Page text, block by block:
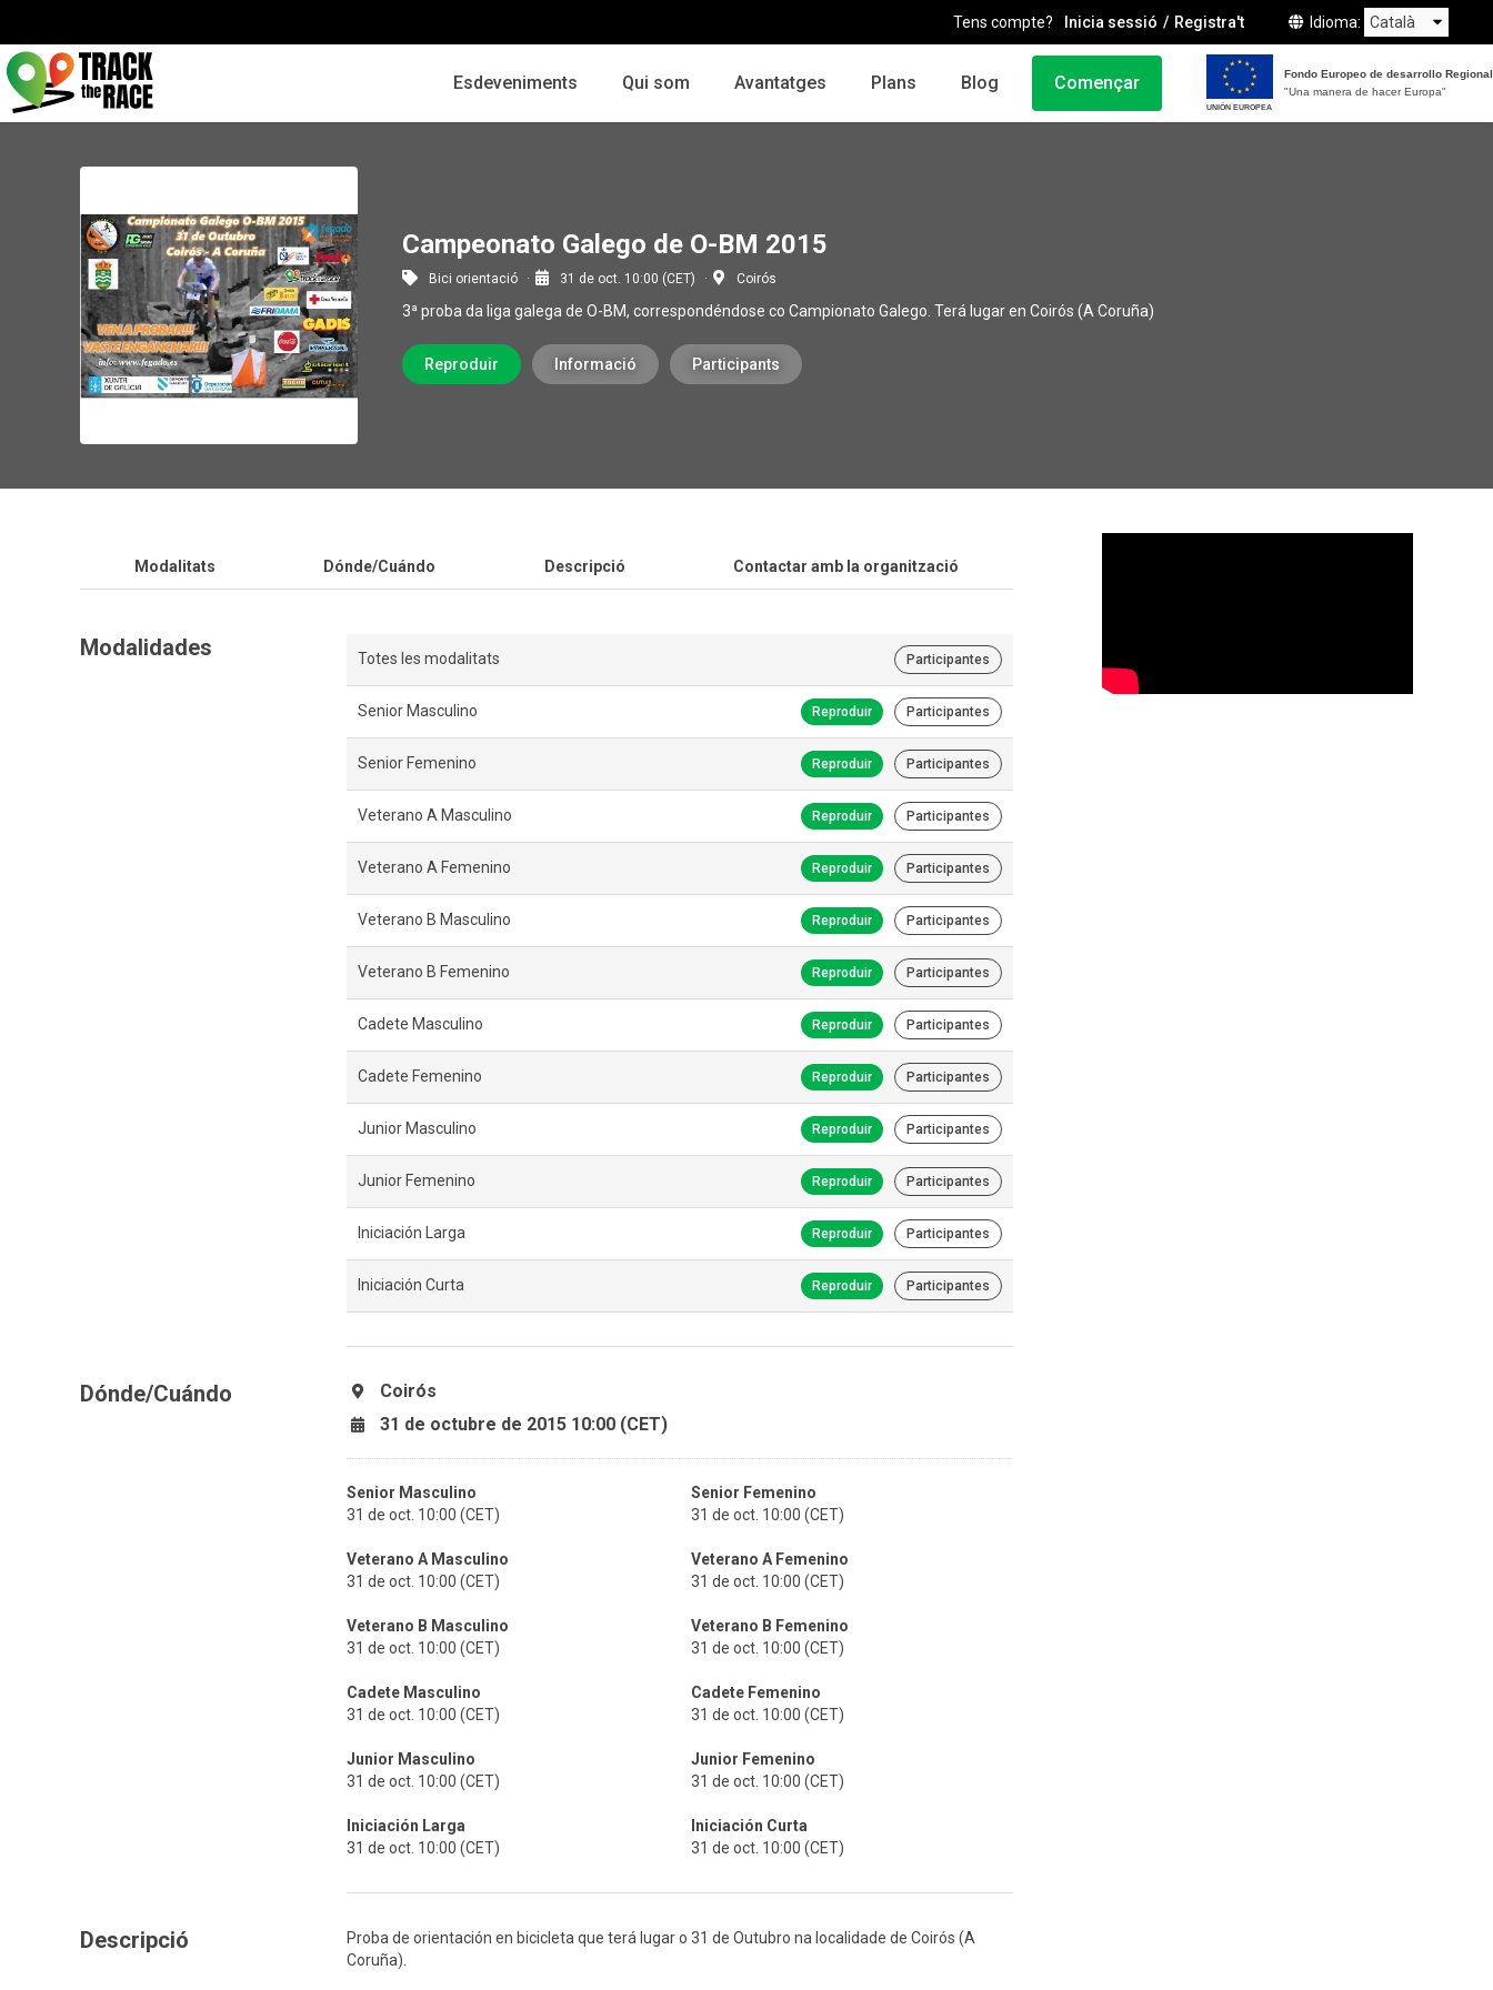
Tens compte? Inicia sessió Registra't Idioma
Esdeveniments Qui som Avantatges Plans Blog Començar
UNIÓN EUROPEA
Fondo Europeo de desarrollo Regional
"Una manera de hacer Europa"
Campeonato Galego de O-BM 2015
Bici orientació 31 de oct. 10:00 (CET) Coirós
3ª proba da liga galega de O-BM, correspondéndose co Campionato Galego. Terá lugar en Coirós (A Coruña)
Reproduir Informació Participants
Modalitats Dónde/Cuándo Descripció Contactar amb la organització
Modalidades Totes les modalitats Participantes
Senior Masculino Reproduir Participantes
Senior Femenino Reproduir Participantes
Veterano A Masculino Reproduir Participantes
Veterano A Femenino Reproduir Participantes
Veterano B Masculino Reproduir Participantes
Veterano B Femenino Reproduir Participantes
Cadete Masculino Reproduir Participantes
Cadete Femenino Reproduir Participantes
Junior Masculino Reproduir Participantes
Junior Femenino Reproduir Participantes
Iniciación Larga Reproduir Participantes
Iniciación Curta Reproduir Participantes
Dónde/Cuándo
Coirós
31 de octubre de 2015 10:00 (CET)
Senior Masculino
31 de oct. 10:00 (CET)
Senior Femenino
31 de oct. 10:00 (CET)
Veterano A Masculino
31 de oct. 10:00 (CET)
Veterano A Femenino
31 de oct. 10:00 (CET)
Veterano B Masculino
31 de oct. 10:00 (CET)
Veterano B Femenino
31 de oct. 10:00 (CET)
Cadete Masculino
31 de oct. 10:00 (CET)
Cadete Femenino
31 de oct. 10:00 (CET)
Junior Masculino
31 de oct. 10:00 (CET)
Junior Femenino
31 de oct. 10:00 (CET)
Iniciación Larga
31 de oct. 10:00 (CET)
Iniciación Curta
31 de oct. 10:00 (CET)
Descripció
Proba de orientación en bicicleta que terá lugar o 31 de Outubro na localidade de Coirós (A
Coruña).